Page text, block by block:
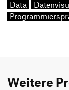
Data
Weitere